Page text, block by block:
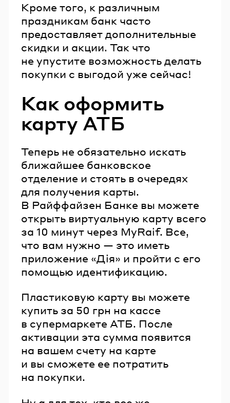
Кроме того, к различным
праздникам банк часто
предоставляет дополнительные
скидки и акции. Так что
не упустите возможность делать
покупки с выгодой уже сейчас!
Как оформить
карту АТБ
Теперь не обязательно искать
ближайшее банковское
отделение и стоять в очередях
для получения карты.
В Райффайзен Банке вы можете
открыть виртуальную карту всего
за 10 минут через MyRaif. Все,
что вам нужно — это иметь
приложение «Дія» и пройти с его
помощью идентификацию.
Пластиковую карту вы можете
купить за 50 грн на кассе
в супермаркете АТБ. После
активации эта сумма появится
на вашем счету на карте
и вы сможете ее потратить
на покупки.